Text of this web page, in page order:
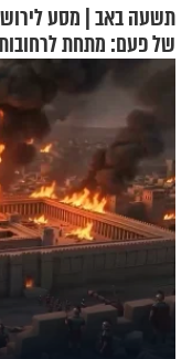
תשעה באב | מסע
של פעם: מתחת
ירושלים